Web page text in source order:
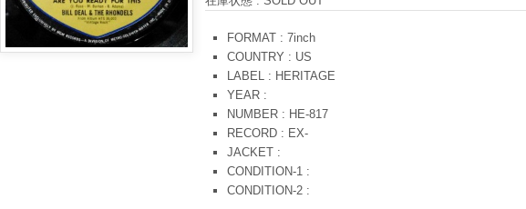
FORMAT : 7inch
COUNTRY : US
LABEL : HERITAGE
YEAR :
NUMBER : HE-817
RECORD : EX-
JACKET :
CONDITION-1 :
CONDITION-2 :